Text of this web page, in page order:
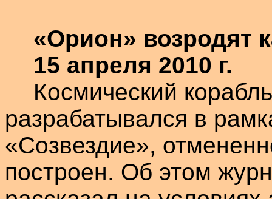
«Орион» возродят
15 апреля 2010 г.
Космический
разрабатывался в
«Созвездие»,
построен. Об этом